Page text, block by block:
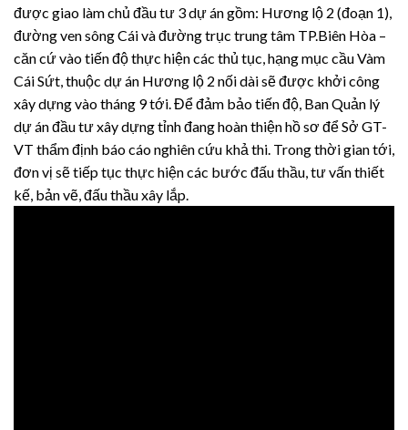
được giao làm chủ đầu tư 3 dự án gồm: Hương lộ 2 (đoạn 1),
đường ven sông Cái và đường trục trung tâm TP.Biên Hòa –
căn cứ vào tiến độ thực hiện các thủ tục, hạng mục cầu Vàm
Cái Sứt, thuộc dự án Hương lộ 2 nối dài sẽ được khởi công
xây dựng vào tháng 9 tới. Để đảm bảo tiến độ, Ban Quản lý
dự án đầu tư xây dựng tỉnh đang hoàn thiện hồ sơ để Sở GT-
VT thẩm định báo cáo nghiên cứu khả thi. Trong thời gian tới,
đơn vị sẽ tiếp tục thực hiện các bước đấu thầu, tư vấn thiết
kế, bản vẽ, đấu thầu xây lắp.